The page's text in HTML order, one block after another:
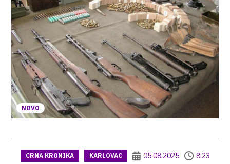
NOVO
CRNA KRONIKA KARLOVAC 05.08.2025
8:23